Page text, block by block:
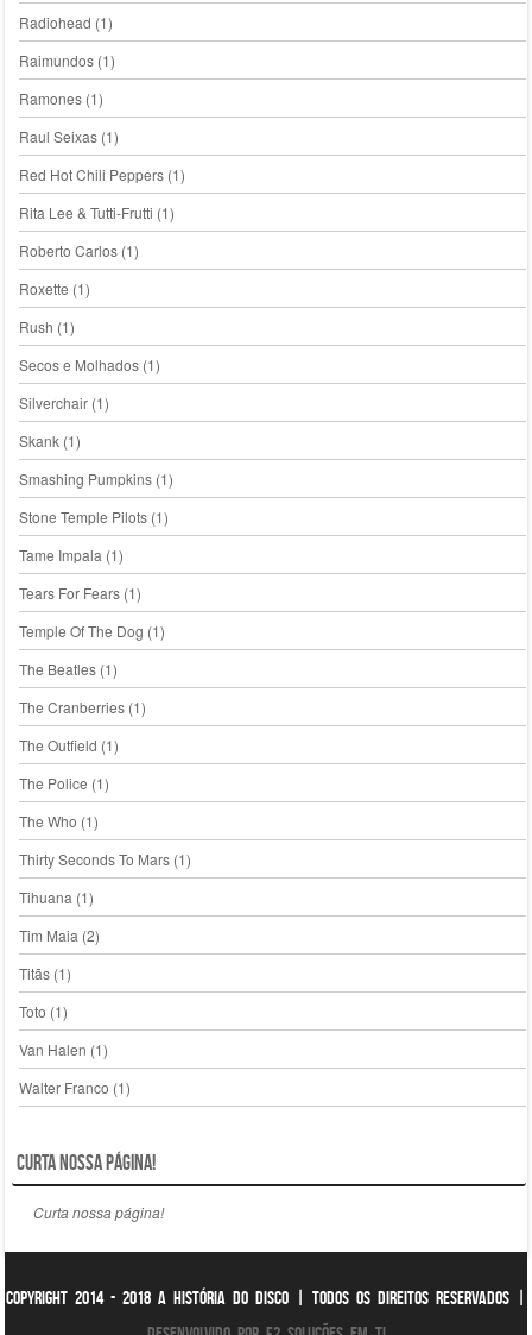
Radiohead (1)
Raimundos(1)
Ramones(1)
Raul Seixas(1)
Red Hot Chili Peppers(1)
Rita Lee & Tutti-Frutti (1)
Roberto Carlos(1)
Roxette (1)
Rush (1)
Secos e Molhados(1)
Silverchair(1)
Skank(1)
Smashing Pumpkins(1)
Stone Temple Pilots(1)
Tame Impala(1)
Tears For Fears(1)
Temple Of The Dog (1)
The Beatles(1)
The Cranberries(1)
The Outfield (1)
The Police (1)
The Who (1)
Thirty Seconds To Mars(1)
Tihuana(1)
Tim Maia(2)
Titãs(1)
Toto (1)
Van Halen (1)
Walter Franco (1)
Curta nossa página!
Curta nossa página!
Copyright 2014 - 2018 A História do Disco | Todos os direitos reservados |